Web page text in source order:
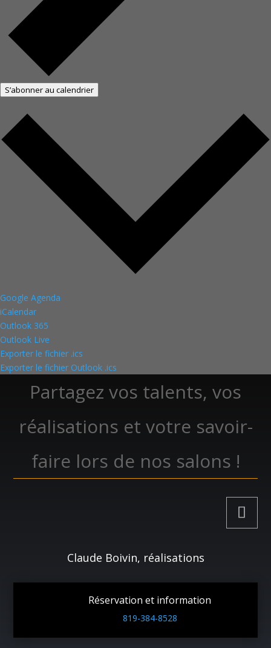
S’abonner au calendrier
Google Agenda
iCalendar
Outlook 365
Outlook Live
Exporter le fichier .ics
Exporter le fichier Outlook .ics
Partagez vos talents, vos
réalisations et votre savoir-
faire lors de nos salons !
Claude Boivin, réalisations
Réservation et information
819-384-8528